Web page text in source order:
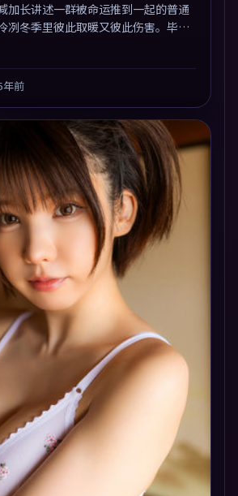
长讲述一群被命运推到一起的普通
冽冬季里彼此取暖又彼此伤害。毕赣
讨信任与背叛，映后讨论度颇高。片
年前